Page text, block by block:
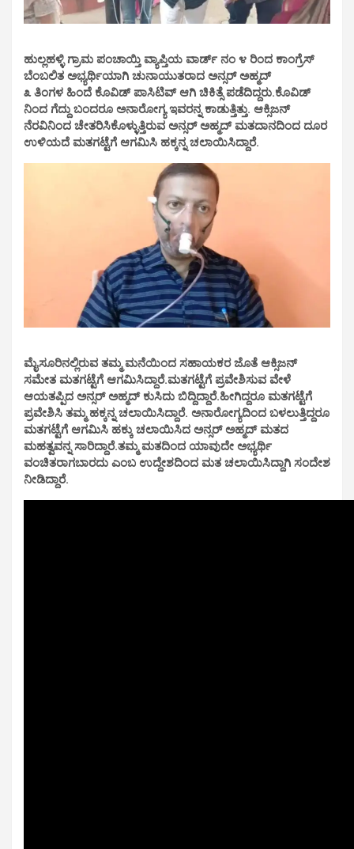
ಹುಲ್ಲಹಳ್ಳಿ ಗ್ರಾಮ ಪಂಚಾಯ್ತಿ ವ್ಯಾಪ್ತಿಯ ವಾರ್ಡ್ ನಂ ೪ ರಿಂದ ಕಾಂಗ್ರೆಸ್
ಬೆಂಬಲಿತ ಅಭ್ಯರ್ಥಿಯಾಗಿ ಚುನಾಯುತರಾದ ಅನ್ಸರ್ ಅಹ್ಮದ್
೩ ತಿಂಗಳ ಹಿಂದೆ ಕೊವಿಡ್ ಪಾಸಿಟಿವ್ ಆಗಿ ಚಿಕಿತ್ಸೆ ಪಡೆದಿದ್ದರು.ಕೊವಿಡ್
ನಿಂದ ಗೆದ್ದು ಬಂದರೂ ಅನಾರೋಗ್ಯ ಇವರನ್ನ ಕಾಡುತ್ತಿತ್ತು. ಆಕ್ಸಿಜನ್
ನೆರವಿನಿಂದ ಚೇತರಿಸಿಕೊಳ್ಳುತ್ತಿರುವ ಅನ್ಸರ್ ಅಹ್ಮದ್ ಮತದಾನದಿಂದ ದೂರ
ಉಳಿಯದೆ ಮತಗಟ್ಟೆಗೆ ಆಗಮಿಸಿ ಹಕ್ಕನ್ನ ಚಲಾಯಿಸಿದ್ದಾರೆ.
ಮೈಸೂರಿನಲ್ಲಿರುವ ತಮ್ಮ ಮನೆಯಿಂದ ಸಹಾಯಕರ ಜೊತೆ ಆಕ್ಸಿಜನ್
ಸಮೇತ ಮತಗಟ್ಟೆಗೆ ಆಗಮಿಸಿದ್ದಾರೆ.ಮತಗಟ್ಟೆಗೆ ಪ್ರವೇಶಿಸುವ ವೇಳೆ
ಆಯತಪ್ಪಿದ ಅನ್ಸರ್ ಅಹ್ಮದ್ ಕುಸಿದು ಬಿದ್ದಿದ್ದಾರೆ.ಹೀಗಿದ್ದರೂ ಮತಗಟ್ಟೆಗೆ
ಪ್ರವೇಶಿಸಿ ತಮ್ಮ ಹಕ್ಕನ್ನ ಚಲಾಯಿಸಿದ್ದಾರೆ. ಅನಾರೋಗ್ಯದಿಂದ ಬಳಲುತ್ತಿದ್ದರೂ‌
ಮತಗಟ್ಟೆಗೆ ಆಗಮಿಸಿ ಹಕ್ಕು ಚಲಾಯಿಸಿದ ಅನ್ಸರ್ ಅಹ್ಮದ್ ಮತದ
ಮಹತ್ವವನ್ನ ಸಾರಿದ್ದಾರೆ.ತಮ್ಮ ಮತದಿಂದ ಯಾವುದೇ ಅಭ್ಯರ್ಥಿ
ವಂಚಿತರಾಗಬಾರದು ಎಂಬ ಉದ್ದೇಶದಿಂದ ಮತ ಚಲಾಯಿಸಿದ್ದಾಗಿ ಸಂದೇಶ
ನೀಡಿದ್ದಾರೆ.